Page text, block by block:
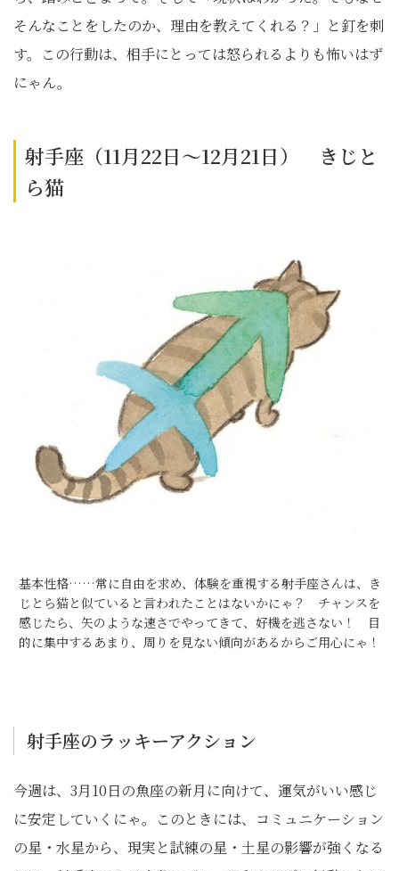
そんなことをしたのか、理由を教えてくれる？」と釘を刺
す。この行動は、相手にとっては怒られるよりも怖いはず
にゃん。
射手座（11月22日～12月21日） きじと
ら猫
基本性格……常に自由を求め、体験を重視する射手座さんは、き
じとら猫と似ていると言われたことはないかにゃ？ チャンスを
感じたら、矢のような速さでやってきて、好機を逃さない！ 目
的に集中するあまり、周りを見ない傾向があるからご用心にゃ！
射手座のラッキーアクション
今週は、3月10日の魚座の新月に向けて、運気がいい感じ
に安定していくにゃ。このときには、コミュニケーション
の星・水星から、現実と試練の星・土星の影響が強くなる